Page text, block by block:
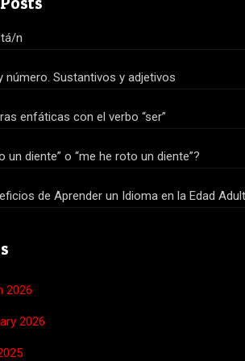
n
número. Sustantivos y adjetivos
enfáticas con el verbo “ser”
un diente” o “me he roto un diente”?
de Aprender un Idioma en la Edad
2026
2026